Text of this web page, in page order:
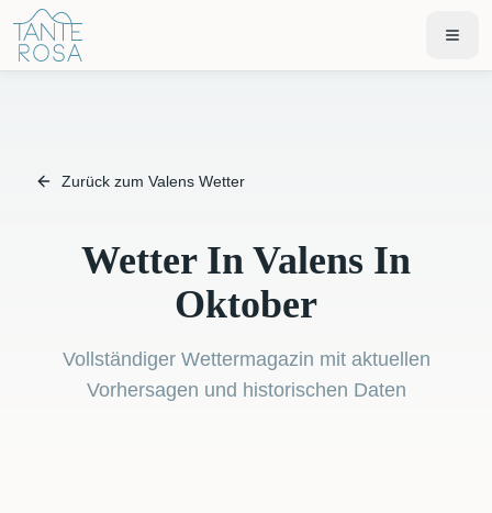
Zurück zum Valens Wetter
Wetter In Valens In
Oktober
Vollständiger Wettermagazin mit aktuellen
Vorhersagen und historischen Daten